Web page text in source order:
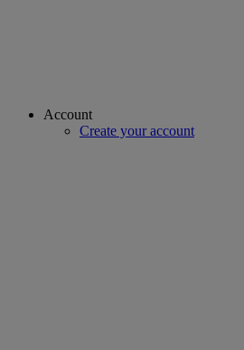
Account
Create your account